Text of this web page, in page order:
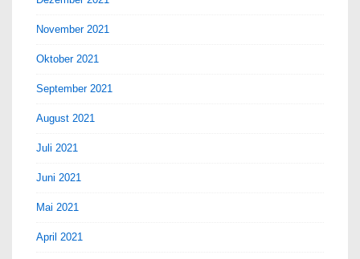
November 2021
Oktober 2021
September 2021
August 2021
Juli 2021
Juni 2021
Mai 2021
April 2021